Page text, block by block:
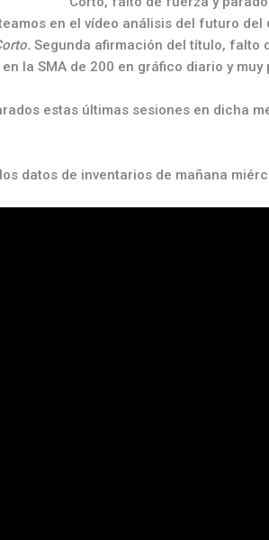
en el vídeo análisis del futuro del
Segunda afirmación del título, falto
la SMA de 200 en gráfico diario y
estas últimas sesiones en dicha
datos de inventarios de mañana